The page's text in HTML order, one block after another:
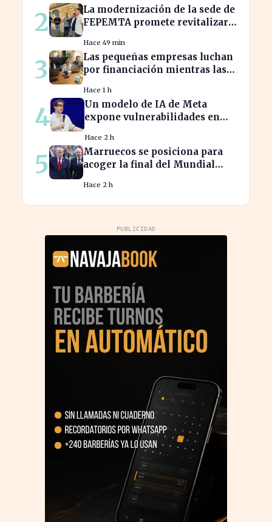
2
La modernización de la sede de
FEPEMTA promete revitalizar
Talavera
Hace 49 min
3
Las pequeñas empresas luchan
por financiación mientras las
Hace 1 h
4
Un modelo de IA de Meta
expone vulnerabilidades en
de ciberseguridad
Hace 2 h
5
Marruecos se posiciona para
acoger la final del Mundial
Hace 2 h
PUBLICIDAD